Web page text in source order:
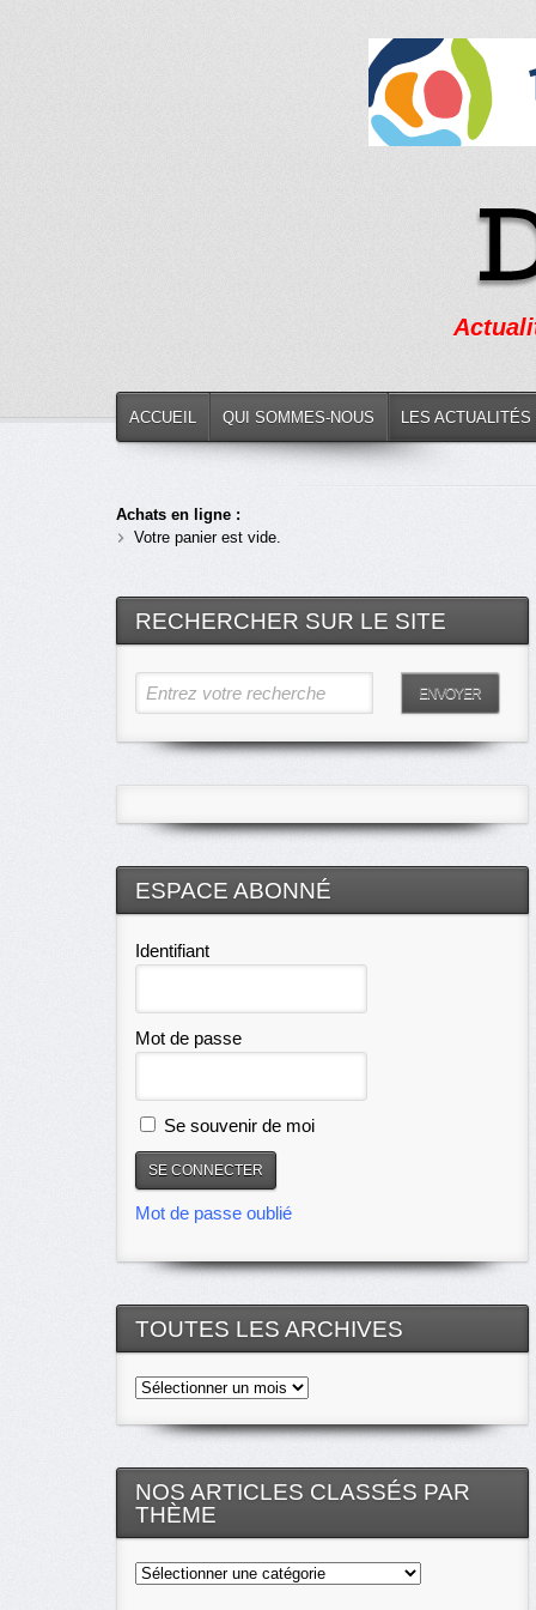
ACCUEIL QUI SOMMES-NOUS LES ACTUALITÉS
Achats en ligne :
Votre panier est vide.
RECHERCHER SUR LE SITE
Entrez votre recherche ENVOYER
ESPACE ABONNÉ
Identifiant
Mot de passe
Se souvenir de moi
Mot de passe oublié
TOUTES LES ARCHIVES
Toutes
archives
NOS ARTICLES CLASSÉS PAR
THÈME
Nos